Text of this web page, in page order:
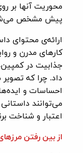
محوریت آنها بر
پیش مشخص
ارائه‌ی محتوای
کارهای مدرن و
جذابیت در
داد. چرا که
احساسات و
می‌توانند
اعتبار و شناخت
از بین رفتن